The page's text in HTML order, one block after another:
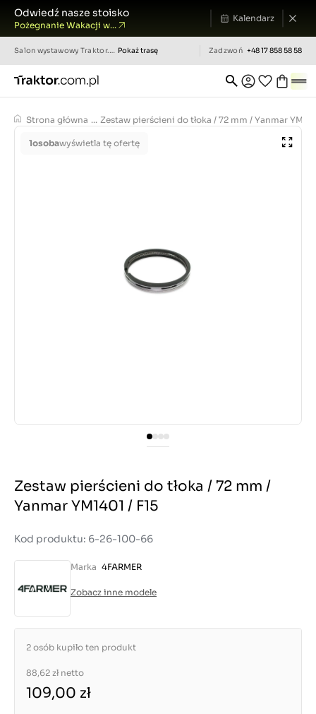
Odwiedź nasze stoisko
Pożegnanie Wakacji w...
Kalendarz
Salon wystawowy Traktor.com.pl Pokaż trasę Zadzwoń +48 17 858 58 58
Strona główna ... Zestaw pierścieni do tłoka / 72 mm / Yanmar
1osobawyświetla tę ofertę
Zestaw pierścieni do tłoka / 72 mm /
Yanmar YM1401 / F15
Kod produktu: 6-26-100-66
Marka 4FARMER
Zobacz inne modele
2 osób kupiło ten produkt
88,62 zł netto
109,00 zł